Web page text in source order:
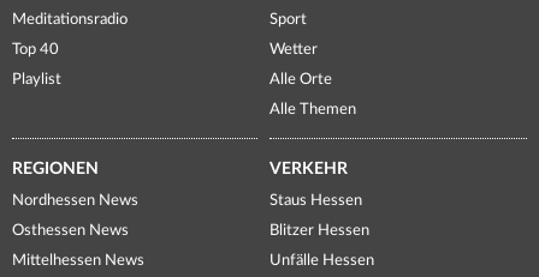
Meditationsradio
Top 40
Playlist
Sport
Wetter
Alle Orte
Alle Themen
REGIONEN
Nordhessen News
Osthessen News
Mittelhessen News
VERKEHR
Staus Hessen
Blitzer Hessen
Unfälle Hessen